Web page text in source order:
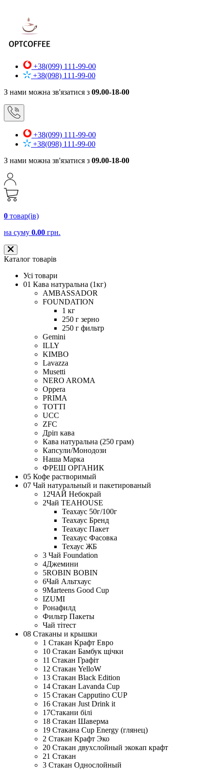
+38(099) 111-99-00
+38(098) 111-99-00
З нами можна зв'язатися з 09.00-18-00
+38(099) 111-99-00
+38(098) 111-99-00
З нами можна зв'язатися з 09.00-18-00
0 товар(ів)
на суму 0.00 грн.
Каталог товарів
Усі товари
01 Кава натуральна (1кг)
AMBASSADOR
FOUNDATION
1 кг
250 г зерно
250 г фильтр
Gemini
ILLY
KIMBO
Lavazza
Musetti
NERO AROMA
Oppera
PRIMA
TOTTI
UCC
ZFC
Дріп кава
Кава натуральна (250 грам)
Капсули/Монодози
Наша Марка
ФРЕШ ОРГАНИК
05 Кофе растворимый
07 Чай натуральный и пакетированый
12ЧАЙ Небокрай
2Чай TEAHOUSE
Теахаус 50г/100г
Теахаус Бренд
Теахаус Пакет
Теахаус Фасовка
Техаус ЖБ
3 Чай Foundation
4Джемини
5ROBIN BOBIN
6Чай Альтхаус
9Marteens Good Cup
IZUMI
Ронафилд
Фильтр Пакеты
Чай тітест
08 Стаканы и крышки
1 Стакан Крафт Евро
10 Стакан Бамбук щічки
11 Стакан Графіт
12 Стакан YelloW
13 Стакан Black Edition
14 Стакан Lavanda Cup
15 Стакан Cаpputino CUP
16 Стакан Just Drink it
17Стакани білі
18 Стакан Шаверма
19 Стакана Cup Energy (глянец)
2 Стакан Крафт Эко
20 Стакан двухслойный экокап крафт
21 Стакан
3 Стакан Однослойный